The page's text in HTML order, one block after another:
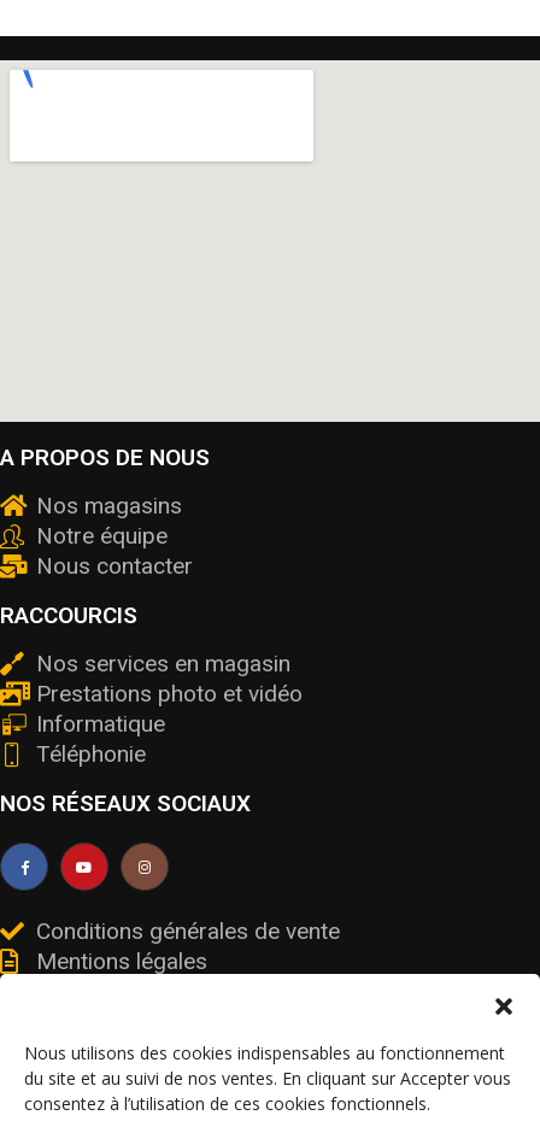
Nous utilisons des cookies indispensables au fonctionnement
du site et au suivi de nos ventes. En cliquant sur Accepter vous
consentez à l’utilisation de ces cookies fonctionnels.
A PROPOS DE NOUS
Nos magasins
Notre équipe
Nous contacter
RACCOURCIS
Nos services en magasin
Prestations photo et vidéo
Informatique
Téléphonie
NOS RÉSEAUX SOCIAUX
Conditions générales de vente
Mentions légales